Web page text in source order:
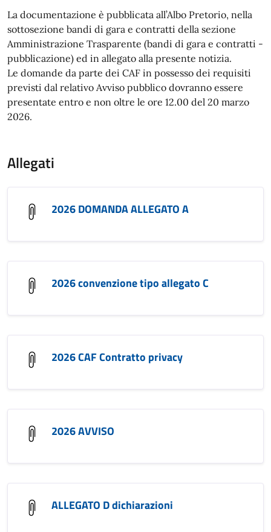
La documentazione è pubblicata all’Albo Pretorio, nella
sottosezione bandi di gara e contratti della sezione
Amministrazione Trasparente (bandi di gara e contratti -
pubblicazione) ed in allegato alla presente notizia.
Le domande da parte dei CAF in possesso dei requisiti
previsti dal relativo Avviso pubblico dovranno essere
presentate entro e non oltre le ore 12.00 del 20 marzo
2026.
Allegati
2026 DOMANDA ALLEGATO A
2026 convenzione tipo allegato C
2026 CAF Contratto privacy
2026 AVVISO
ALLEGATO D dichiarazioni